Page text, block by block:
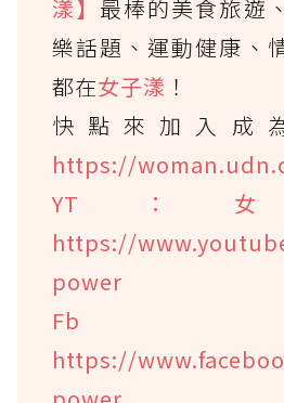
漾】最棒的美食旅遊
樂話題、運動健康、
都在女子漾 ！
快點來加入成
https://
YT：
https://
power
Fb
https://